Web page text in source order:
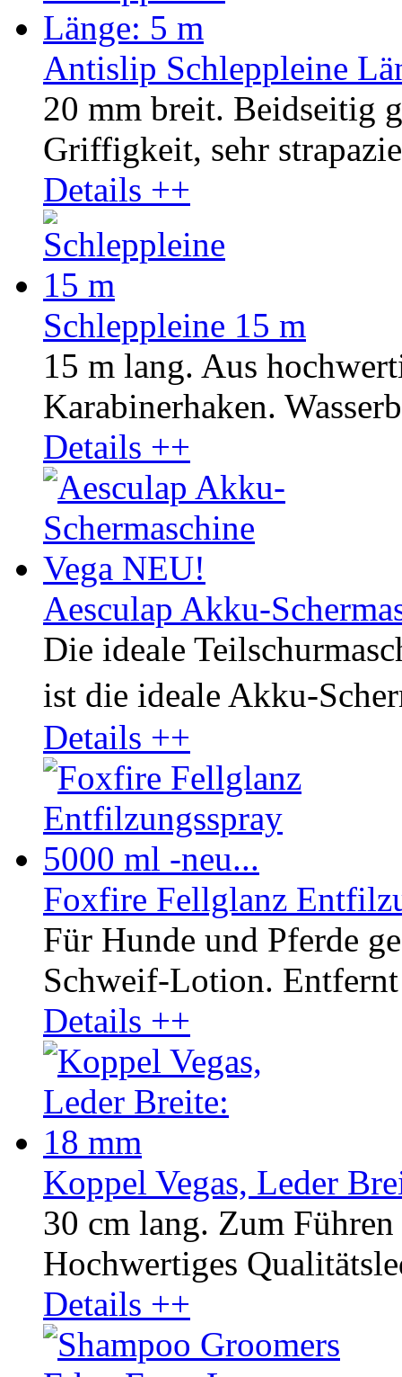
Antislip Schleppleine
20 mm breit. Beidseitig
Griffigkeit, sehr
Details ++
Schleppleine 15 m
15 m lang. Aus
Karabinerhaken.
Details ++
Aesculap Akku-
Die ideale
ist die ideale Akku-
Details ++
Foxfire Fellglanz
Für Hunde und Pferde
Schweif-Lotion.
Details ++
Koppel Vegas, Leder
30 cm lang. Zum
Hochwertiges
Details ++